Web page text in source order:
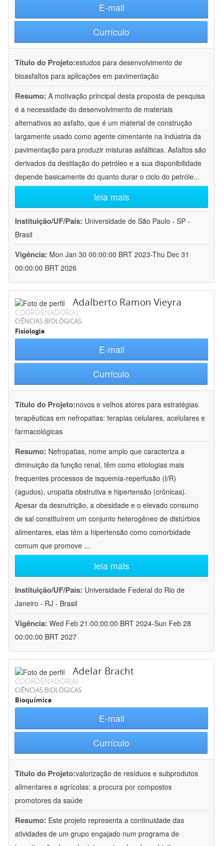
E-mail
Currículo
Título do Projeto:estudos para desenvolvimento de
bioasfaltos para aplicações em pavimentação
Resumo: A motivação principal desta proposta de pesquisa
é a necessidade do desenvolvimento de materiais
alternativos ao asfalto, que é um material de construção
largamente usado como agente cimentante na indústria da
pavimentação para produzir misturas asfálticas. Asfaltos são
derivados da destilação do petróleo e a sua disponibilidade
depende basicamente do quanto durar o ciclo do petróle...
leia mais
Instituição/UF/País: Universidade de São Paulo - SP -
Brasil
Vigência: Mon Jan 30 00:00:00 BRT 2023-Thu Dec 31
00:00:00 BRT 2026
Adalberto Ramon Vieyra
COORDENADOR(A)
CIÊNCIAS BIOLÓGICAS
Fisiologia
E-mail
Currículo
Título do Projeto:novos e velhos atores para estratégias
terapêuticas em nefropatias: terapias celulares, acelulares e
farmacológicas
Resumo: Nefropatias, nome amplo que caracteriza a
diminuição da função renal, têm como etiologias mais
frequentes processos de isquemia-reperfusão (I/R)
(agudos), uropatia obstrutiva e hipertensão (crônicas).
Apesar da desnutrição, a obesidade e o elevado consumo
de sal constituírem um conjunto heterogêneo de distúrbios
alimentares, elas têm a hipertensão como comorbidade
comum que promove ...
leia mais
Instituição/UF/País: Universidade Federal do Rio de
Janeiro - RJ - Brasil
Vigência: Wed Feb 21 00:00:00 BRT 2024-Sun Feb 28
00:00:00 BRT 2027
Adelar Bracht
COORDENADOR(A)
CIÊNCIAS BIOLÓGICAS
Bioquímica
E-mail
Currículo
Título do Projeto:valorização de resíduos e subprodutos
alimentares e agrícolas: a procura por compostos
promotores da saúde
Resumo: Este projeto representa a continuidade das
atividades de um grupo engajado num programa de